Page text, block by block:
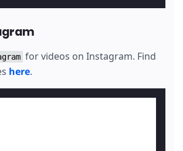
for videos on Instagram. Find
here.